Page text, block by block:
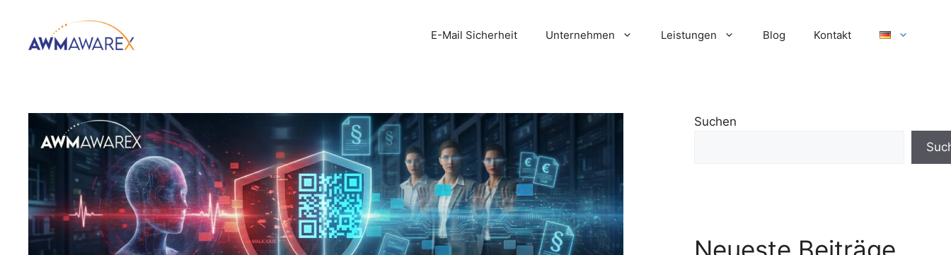
E-Mail Sicherheit Unternehmen Leistungen Blog Kontakt
Suchen